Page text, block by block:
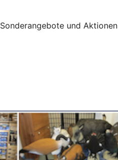
Sonderangebote und Aktionen